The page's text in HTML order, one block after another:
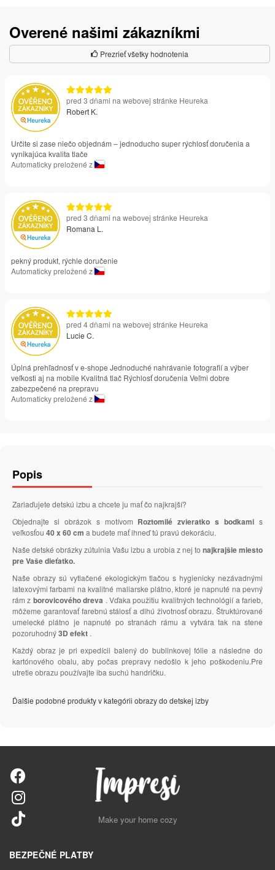
Overené našimi zákazníkmi
Prezrieť všetky hodnotenia
pred 3 dňami na webovej stránke Heureka
Robert K.
Určite si zase niečo objednám – jednoducho super rýchlosť doručenia a
vynikajúca kvalita tlače
Automaticky preložené z
pred 3 dňami na webovej stránke Heureka
Romana L.
pekný produkt, rýchle doručenie
Automaticky preložené z
pred 4 dňami na webovej stránke Heureka
Lucie C.
Úplná prehľadnosť v e-shope Jednoduché nahrávanie fotografií a výber
veľkosti aj na mobile Kvalitná tlač Rýchlosť doručenia Veľmi dobre
zabezpečené na prepravu
Automaticky preložené z
Popis
Zariaďujete detskú izbu a chcete ju mať čo najkrajší?
Objednajte si obrázok s motívom Roztomilé zvieratko s bodkami s
veľkosťou 40 x 60 cm a budete mať ihneď tú pravú dekoráciu.
Naše detské obrázky zútulnia Vašu izbu a urobia z nej to najkrajšie miesto
pre Vaše dieťatko.
Naše obrazy sú vytlačené ekologickým tlačou s hygienicky nezávadnými
latexovými farbami na kvalitné maliarske plátno, ktoré je napnuté na pevný
rám z borovicového dreva . Vďaka použitiu kvalitných technológií a farieb,
môžeme garantovať farebnú stálosť a dlhú životnosť obrazu. Štruktúrované
umelecké plátno je napnuté po stranách rámu a vytvára tak na stene
pozoruhodný3D efekt .
Každý obraz je pri expedícii balený do bublinkovej fólie a následne do
kartónového obalu, aby počas prepravy nedošlo k jeho poškodeniu.Pre
utretie obrazu používajte iba suchú handričku.
Ďalšie podobné produkty v kategórii obrazy do detskej izby
Make your home cozy
BEZPEČNÉ PLATBY